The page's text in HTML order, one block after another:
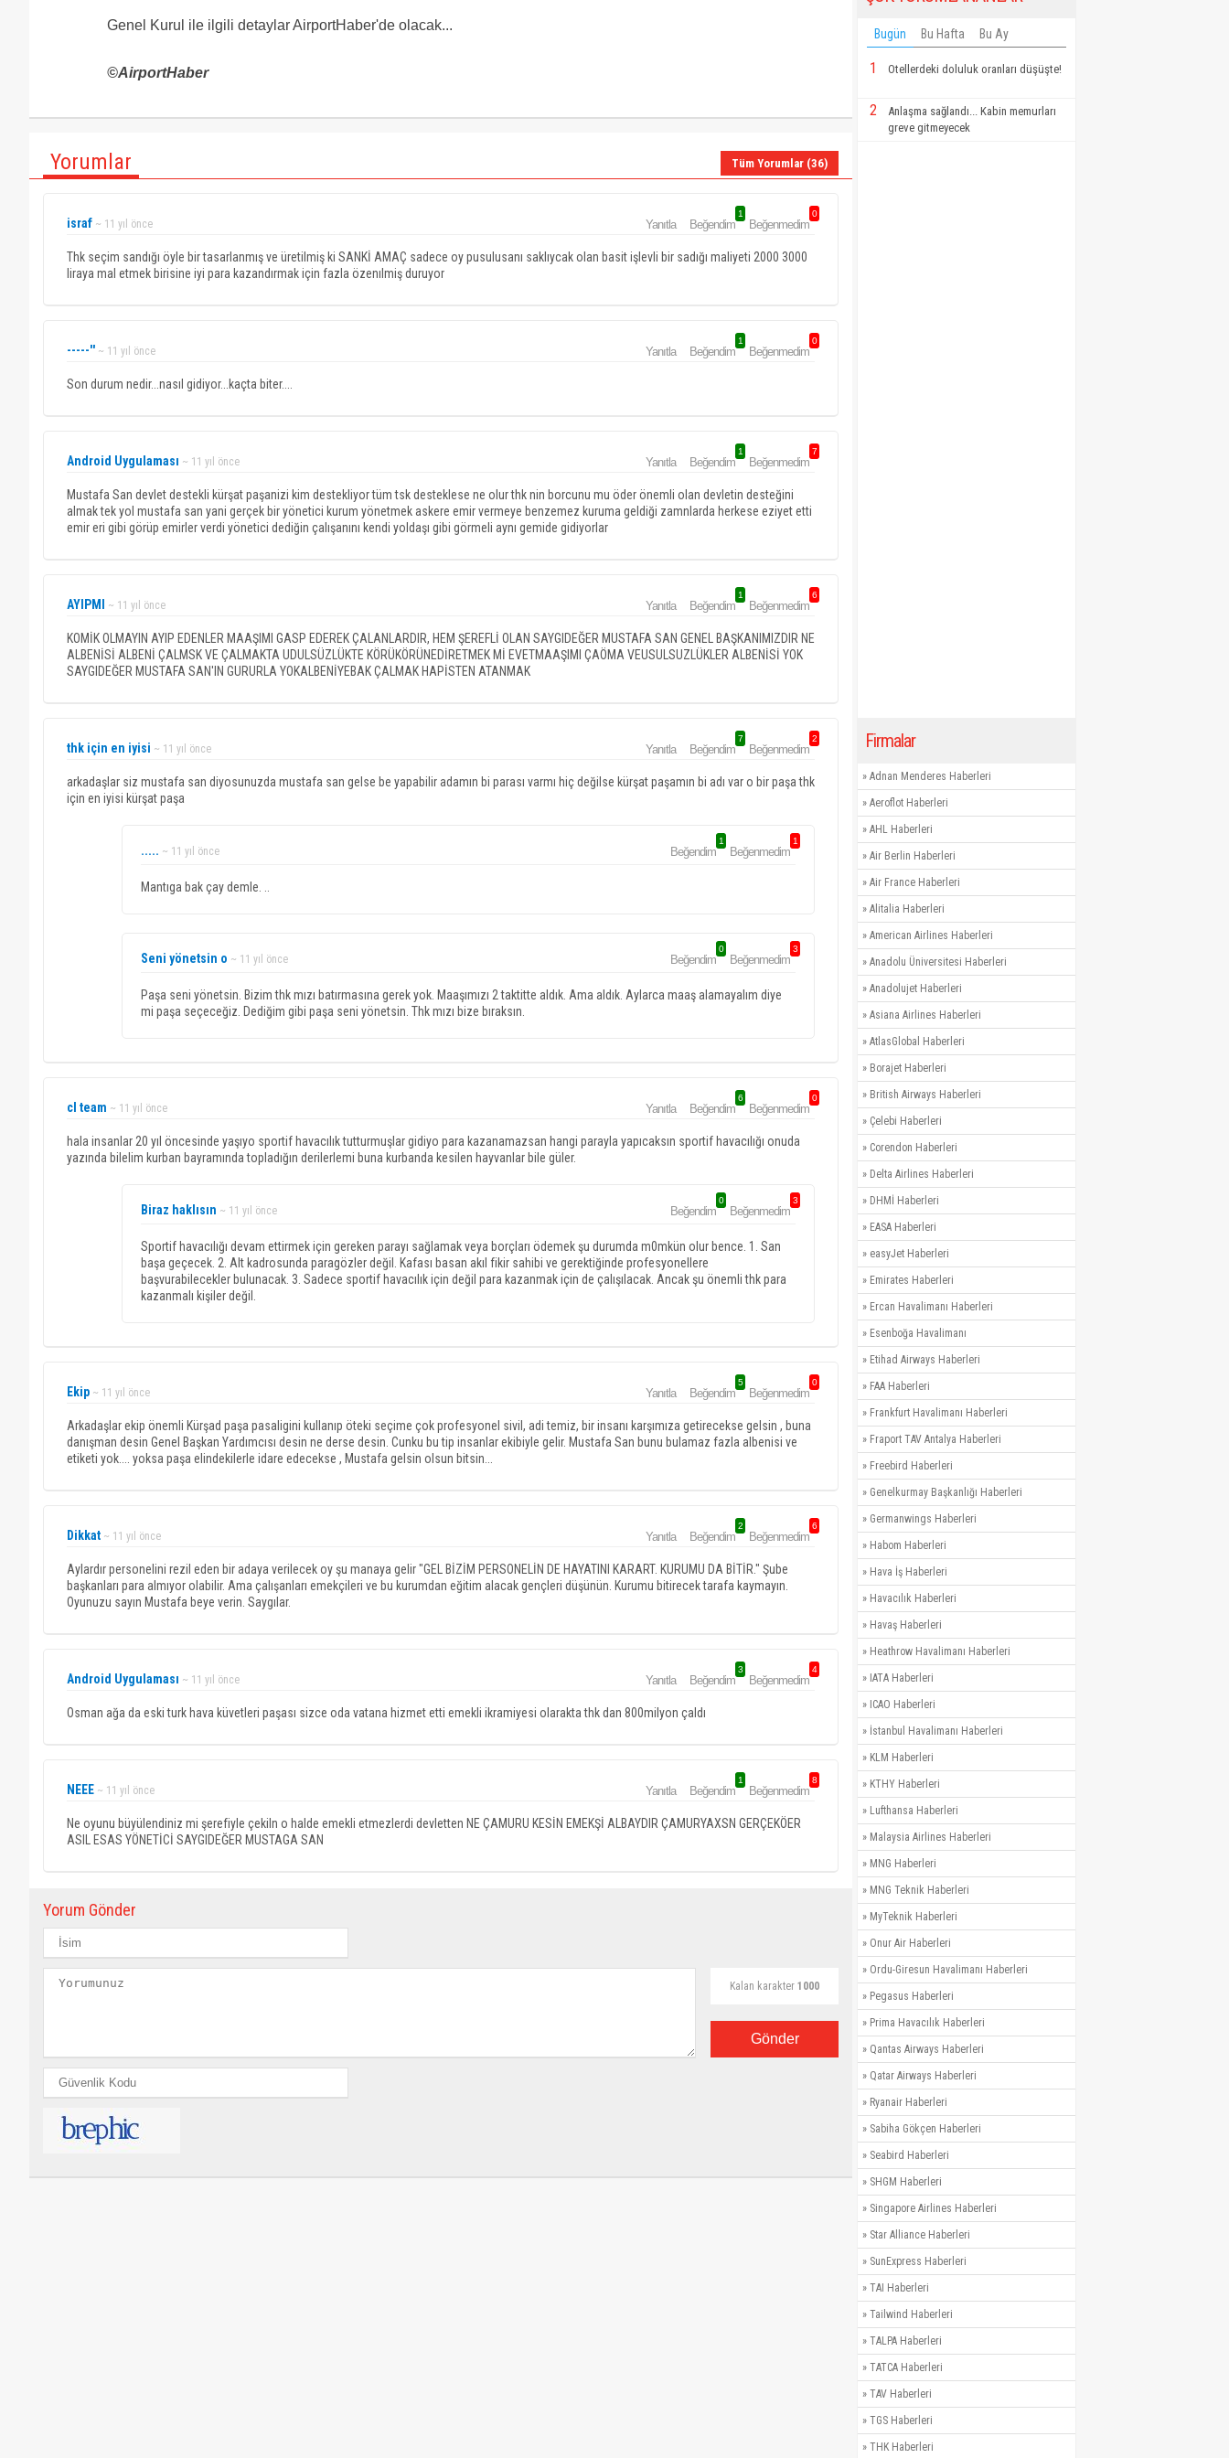
Genel Kurul ile ilgili detaylar AirportHaber'de olacak...
©AirportHaber
Yorumlar Tüm Yorumlar (36)
israf ~ 11 yıl önce Yanıtla Beğendim
1
Beğenmedim
0
Thk seçim sandığı öyle bir tasarlanmış ve üretilmiş ki SANKİ AMAÇ sadece oy pusulusanı saklıycak olan basit işlevli bir sadığı maliyeti 2000 3000
liraya mal etmek birisine iyi para kazandırmak için fazla özenılmiş duruyor
-----'' ~ 11 yıl önce Yanıtla Beğendim
1
Beğenmedim
0
Son durum nedir...nasıl gidiyor...kaçta biter....
Android Uygulaması ~ 11 yıl önce Yanıtla Beğendim
1
Beğenmedim
7
Mustafa San devlet destekli kürşat paşanizi kim destekliyor tüm tsk desteklese ne olur thk nin borcunu mu öder önemli olan devletin desteğini
almak tek yol mustafa san yani gerçek bir yönetici kurum yönetmek askere emir vermeye benzemez kuruma geldiği zamnlarda herkese eziyet etti
emir eri gibi görüp emirler verdi yönetici dediğin çalışanını kendi yoldaşı gibi görmeli aynı gemide gidiyorlar
AYIPMI ~ 11 yıl önce Yanıtla Beğendim
1
Beğenmedim
6
KOMİK OLMAYIN AYIP EDENLER MAAŞIMI GASP EDEREK ÇALANLARDIR, HEM ŞEREFLİ OLAN SAYGIDEĞER MUSTAFA SAN GENEL BAŞKANIMIZDIR NE
ALBENİSİ ALBENİ ÇALMSK VE ÇALMAKTA UDULSÜZLÜKTE KÖRÜKÖRÜNEDİRETMEK Mİ EVETMAAŞIMI ÇAÖMA VEUSULSUZLÜKLER ALBENİSİ YOK
SAYGIDEĞER MUSTAFA SAN'IN GURURLA YOKALBENİYEBAK ÇALMAK HAPİSTEN ATANMAK
thk için en iyisi ~ 11 yıl önce Yanıtla Beğendim
7
Beğenmedim
2
arkadaşlar siz mustafa san diyosunuzda mustafa san gelse be yapabilir adamın bi parası varmı hiç değilse kürşat paşamın bi adı var o bir paşa thk
için en iyisi kürşat paşa
..... ~ 11 yıl önce Beğendim
1
Beğenmedim
1
Mantıga bak çay demle. ..
Seni yönetsin o ~ 11 yıl önce Beğendim
0
Beğenmedim
3
Paşa seni yönetsin. Bizim thk mızı batırmasına gerek yok. Maaşımızı 2 taktitte aldık. Ama aldık. Aylarca maaş alamayalım diye
mi paşa seçeceğiz. Dediğim gibi paşa seni yönetsin. Thk mızı bize bıraksın.
cl team ~ 11 yıl önce Yanıtla Beğendim
6
Beğenmedim
0
hala insanlar 20 yıl öncesinde yaşıyo sportif havacılık tutturmuşlar gidiyo para kazanamazsan hangi parayla yapıcaksın sportif havacılığı onuda
yazında bilelim kurban bayramında topladığın derilerlemi buna kurbanda kesilen hayvanlar bile güler.
Biraz haklısın ~ 11 yıl önce Beğendim
0
Beğenmedim
3
Sportif havacılığı devam ettirmek için gereken parayı sağlamak veya borçları ödemek şu durumda m0mkün olur bence. 1. San
başa geçecek. 2. Alt kadrosunda paragözler değil. Kafası basan akıl fikir sahibi ve gerektiğinde profesyonellere
başvurabilecekler bulunacak. 3. Sadece sportif havacılık için değil para kazanmak için de çalışılacak. Ancak şu önemli thk para
kazanmalı kişiler değil.
Ekip ~ 11 yıl önce Yanıtla Beğendim
5
Beğenmedim
0
Arkadaşlar ekip önemli Kürşad paşa pasaligini kullanıp öteki seçime çok profesyonel sivil, adi temiz, bir insanı karşımıza getirecekse gelsin , buna
danışman desin Genel Başkan Yardımcısı desin ne derse desin. Cunku bu tip insanlar ekibiyle gelir. Mustafa San bunu bulamaz fazla albenisi ve
etiketi yok.... yoksa paşa elindekilerle idare edecekse , Mustafa gelsin olsun bitsin...
Dikkat ~ 11 yıl önce Yanıtla Beğendim
2
Beğenmedim
6
Aylardır personelini rezil eden bir adaya verilecek oy şu manaya gelir "GEL BİZİM PERSONELİN DE HAYATINI KARART. KURUMU DA BİTİR." Şube
başkanları para almıyor olabilir. Ama çalışanları emekçileri ve bu kurumdan eğitim alacak gençleri düşünün. Kurumu bitirecek tarafa kaymayın.
Oyunuzu sayın Mustafa beye verin. Saygılar.
Android Uygulaması ~ 11 yıl önce Yanıtla Beğendim
3
Beğenmedim
4
Osman ağa da eski turk hava küvetleri paşası sizce oda vatana hizmet etti emekli ikramiyesi olarakta thk dan 800milyon çaldı
NEEE ~ 11 yıl önce Yanıtla Beğendim
1
Beğenmedim
8
Ne oyunu büyülendiniz mi şerefiyle çekiln o halde emekli etmezlerdi devletten NE ÇAMURU KESİN EMEKŞİ ALBAYDIR ÇAMURYAXSN GERÇEKÖER
ASIL ESAS YÖNETİCİ SAYGIDEĞER MUSTAGA SAN
Yorum Gönder
Kalan karakter 1000
Gönder
Bugün Bu Hafta Bu Ay
1 Otellerdeki doluluk oranları düşüşte!
2
Anlaşma sağlandı... Kabin memurları
greve gitmeyecek
Firmalar
» Adnan Menderes Haberleri
» Aeroflot Haberleri
» AHL Haberleri
» Air Berlin Haberleri
» Air France Haberleri
» Alitalia Haberleri
» American Airlines Haberleri
» Anadolu Üniversitesi Haberleri
» Anadolujet Haberleri
» Asiana Airlines Haberleri
» AtlasGlobal Haberleri
» Borajet Haberleri
» British Airways Haberleri
» Çelebi Haberleri
» Corendon Haberleri
» Delta Airlines Haberleri
» DHMİ Haberleri
» EASA Haberleri
» easyJet Haberleri
» Emirates Haberleri
» Ercan Havalimanı Haberleri
» Esenboğa Havalimanı
» Etihad Airways Haberleri
» FAA Haberleri
» Frankfurt Havalimanı Haberleri
» Fraport TAV Antalya Haberleri
» Freebird Haberleri
» Genelkurmay Başkanlığı Haberleri
» Germanwings Haberleri
» Habom Haberleri
» Hava İş Haberleri
» Havacılık Haberleri
» Havaş Haberleri
» Heathrow Havalimanı Haberleri
» IATA Haberleri
» ICAO Haberleri
» İstanbul Havalimanı Haberleri
» KLM Haberleri
» KTHY Haberleri
» Lufthansa Haberleri
» Malaysia Airlines Haberleri
» MNG Haberleri
» MNG Teknik Haberleri
» MyTeknik Haberleri
» Onur Air Haberleri
» Ordu-Giresun Havalimanı Haberleri
» Pegasus Haberleri
» Prima Havacılık Haberleri
» Qantas Airways Haberleri
» Qatar Airways Haberleri
» Ryanair Haberleri
» Sabiha Gökçen Haberleri
» Seabird Haberleri
» SHGM Haberleri
» Singapore Airlines Haberleri
» Star Alliance Haberleri
» SunExpress Haberleri
» TAI Haberleri
» Tailwind Haberleri
» TALPA Haberleri
» TATCA Haberleri
» TAV Haberleri
» TGS Haberleri
» THK Haberleri